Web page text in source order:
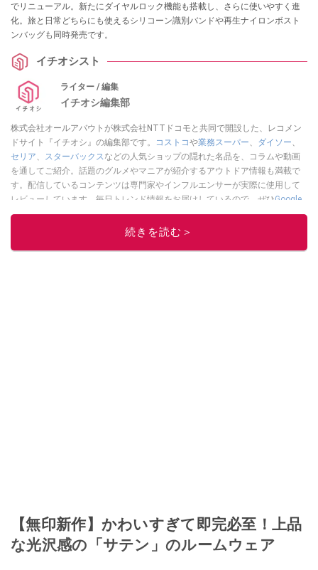
でリニューアル。新たにダイヤルロック機能も搭載し、さらに使いやすく進
化。旅と日常どちらにも使えるシリコーン識別バンドや再生ナイロンボスト
ンバッグも同時発売です。
イチオシスト
ライター / 編集
イチオシ編集部
株式会社オールアバウトが株式会社NTTドコモと共同で開設した、レコメン
ドサイト『イチオシ』の編集部です。
コストコや業務スーパー、 ダイソー、
セリア、 スターバックスなどの人気ショップの隠れた名品を、コラムや動画
を通してご紹介。話題のグルメやマニアが紹介するアウトドア情報も満載で
す。配信しているコンテンツは専門家やインフルエンサーが実際に使用して
レビューしています。毎日トレンド情報をお届けしているので、ぜひGoogle
ニュースでフォローしてください！
このイチオシストの他の記事を読む
続きを読む＞
【無印新作】かわいすぎて即完必至！上品
な光沢感の「サテン」のルームウェア